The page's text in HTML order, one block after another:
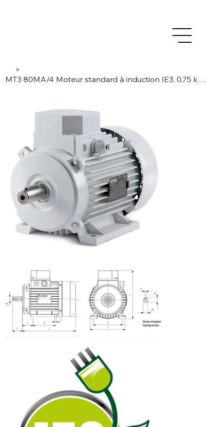
>
MT3 80MA/4 Moteur standard à induction IE3, 0,75 kW, 3 phases / 4 pôles